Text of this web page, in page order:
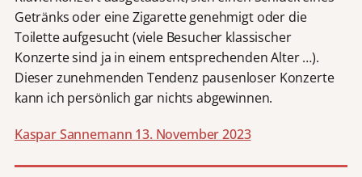
Getränks oder eine Zigarette genehmigt oder die
Toilette aufgesucht (viele Besucher klassischer
Konzerte sind ja in einem entsprechenden Alter …).
Dieser zunehmenden Tendenz pausenloser Konzerte
kann ich persönlich gar nichts abgewinnen.
Kaspar Sannemann 13. November 2023